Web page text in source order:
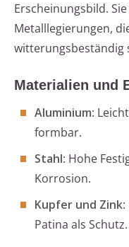
Erscheinungsbild.
Metalllegierungen,
witterungsbeständig
Materialien und
Aluminium:
formbar.
Stahl: Hohe
Korrosion.
Kupfer und Zink
Patina als Schutz.